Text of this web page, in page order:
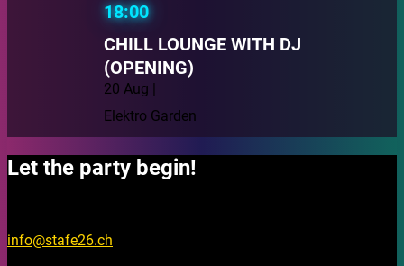
18:00
CHILL LOUNGE WITH DJ
(OPENING)
20 Aug |
Elektro Garden
Let the party begin!
info@stafe26.ch